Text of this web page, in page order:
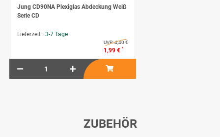
Jung CD90NA Plexiglas Abdeckung Weiß
Serie CD
Lieferzeit : 3-7 Tage
UVP:4,40 €
1,99 € *
ZUBEHÖR